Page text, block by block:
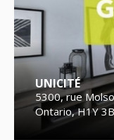
UNICITÉ
5300, rue
Ontario, H1Y